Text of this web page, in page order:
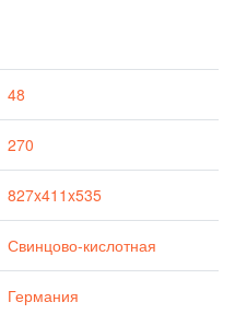
48
270
827x411x535
Свинцово-кислотная
Германия